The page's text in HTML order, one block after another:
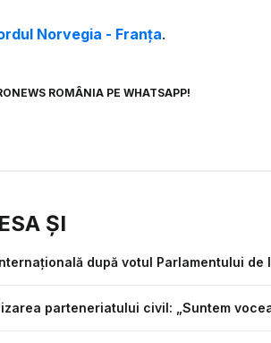
Norvegia - Franța.
ROMÂNIA PE WHATSAPP!
ȘI
după votul Parlamentului de
parteneriatului civil: „Suntem